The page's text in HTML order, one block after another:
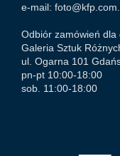
e-mail:
Odbiór zamówień dla
Galeria Sztuk
ul. Ogarna 101
pn-pt 10:00-18:00
sob. 11:00-18:00